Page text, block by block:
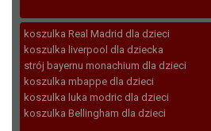
koszulka Real Madrid dla dzieci
koszulka liverpool dla dziecka
strój bayernu monachium dla dzieci
koszulka mbappe dla dzieci
koszulka luka modric dla dzieci
koszulka Bellingham dla dzieci